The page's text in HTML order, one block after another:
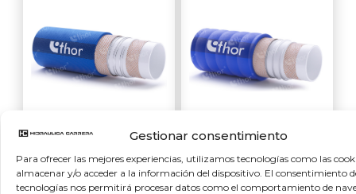
Gestionar consentimiento
Para ofrecer las mejores experiencias, utilizamos tecnologías como las
almacenar y/o acceder a la información del dispositivo. El consentimiento
tecnologías nos permitirá procesar datos como el comportamiento de
MEDITERRANEO
SP10L 1IB
IGIENOIL SP10C
BRC